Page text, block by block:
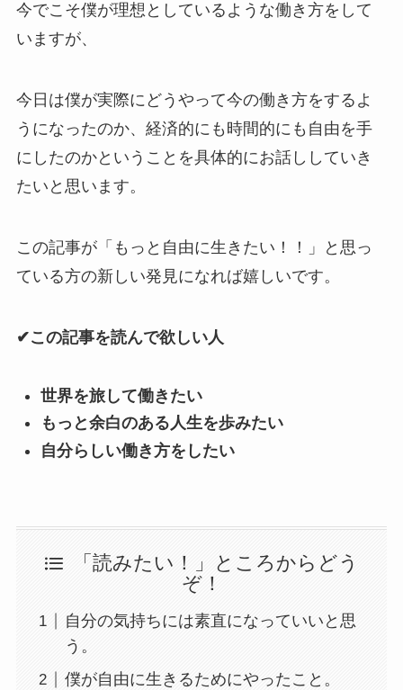
今でこそ僕が理想としているような働き方をして
いますが、
今日は僕が実際にどうやって今の働き方をするよ
うになったのか、経済的にも時間的にも自由を手
にしたのかということを具体的にお話ししていき
たいと思います。
この記事が「もっと自由に生きたい！！」と思っ
ている方の新しい発見になれば嬉しいです。
✔︎この記事を読んで欲しい人
世界を旅して働きたい
もっと余白のある人生を歩みたい
自分らしい働き方をしたい
「読みたい！」ところからどう
ぞ！
自分の気持ちには素直になっていいと思
う。
僕が自由に生きるためにやったこと。